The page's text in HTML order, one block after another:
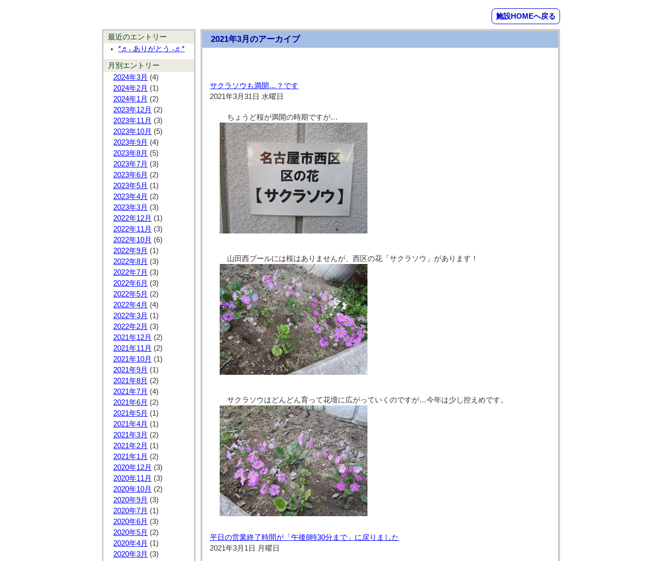
施設HOMEへ戻る
最近のエントリー
*♬˖ ありがとう ˖♬*
月別エントリー
2024年3月 (4)
2024年2月 (1)
2024年1月 (2)
2023年12月 (2)
2023年11月 (3)
2023年10月 (5)
2023年9月 (4)
2023年8月 (5)
2023年7月 (3)
2023年6月 (2)
2023年5月 (1)
2023年4月 (2)
2023年3月 (3)
2022年12月 (1)
2022年11月 (3)
2022年10月 (6)
2022年9月 (1)
2022年8月 (3)
2022年7月 (3)
2022年6月 (3)
2022年5月 (2)
2022年4月 (4)
2022年3月 (1)
2022年2月 (3)
2021年12月 (2)
2021年11月 (2)
2021年10月 (1)
2021年9月 (1)
2021年8月 (2)
2021年7月 (4)
2021年6月 (2)
2021年5月 (1)
2021年4月 (1)
2021年3月 (2)
2021年2月 (1)
2021年1月 (2)
2020年12月 (3)
2020年11月 (3)
2020年10月 (2)
2020年9月 (3)
2020年7月 (1)
2020年6月 (3)
2020年5月 (2)
2020年4月 (1)
2020年3月 (3)
2021年3月のアーカイブ
サクラソウも満開…？です
2021年3月31日 水曜日
ちょうど桜が満開の時期ですが…
山田西プールには桜はありませんが、西区の花「サクラソウ」があります！
サクラソウはどんどん育って花壇に広がっていくのですが…今年は少し控えめです。
平日の営業終了時間が「午後8時30分まで」に戻りました
2021年3月1日 月曜日